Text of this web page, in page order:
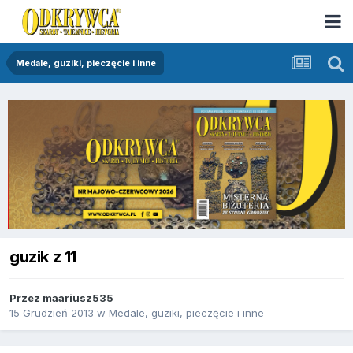
Medale, guziki, pieczęcie i inne
guzik z 11
Przez maariusz535
15 Grudzień 2013 w Medale, guziki, pieczęcie i inne